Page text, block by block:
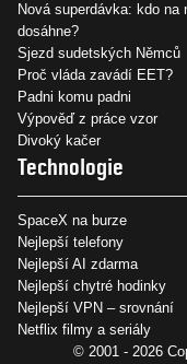
Nová superdávka: kdo na
dosáhne?
Sjezd sudetských Němců
Proč vláda zavádí EET?
Padni komu padni
Výpověď z práce vzor
Divoký kačer
Technologie
SpaceX na burze
Nejlepší telefony
Nejlepší AI zdarma
Nejlepší chytré hodinky
Nejlepší VPN – srovnání
Netflix filmy a seriály
© 2001 - 2026